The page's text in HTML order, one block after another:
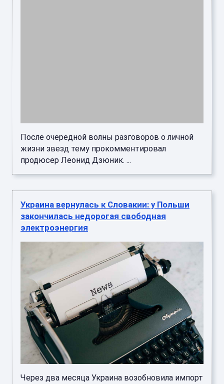
После очередной волны разговоров о личной
жизни звезд тему прокомментировал
продюсер Леонид Дзюник. ...
Украина вернулась к Словакии: у Польши
закончилась недорогая свободная
электроэнергия
Через два месяца Украина возобновила импорт